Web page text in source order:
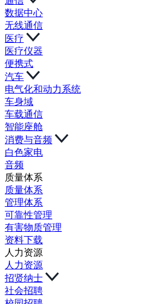
数据中心
无线通信
医疗
医疗仪器
便携式
汽车
电气化和动力系统
车身域
车载通信
智能座舱
消费与音频
白色家电
音频
质量体系
质量体系
管理体系
可靠性管理
有害物质管理
资料下载
人力资源
人力资源
招贤纳士
社会招聘